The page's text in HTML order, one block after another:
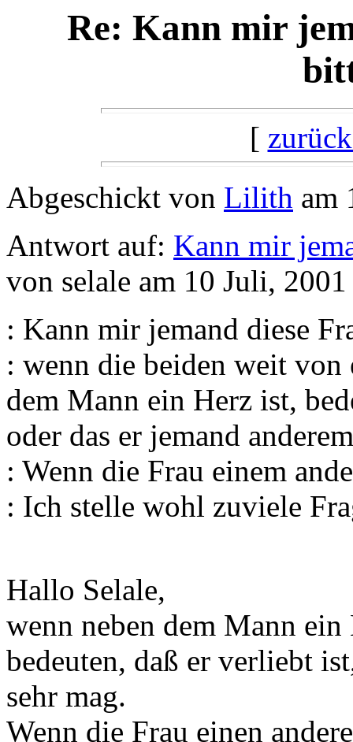
Re: Kann mir
[
Abgeschickt von Lilith am
Antwort auf: Kann mir
von selale am 10 Juli,
: Kann mir jemand diese
: wenn die beiden weit von
dem Mann ein Herz ist,
oder das er jemand
: Wenn die Frau einem
: Ich stelle wohl zuviele
Hallo Selale,
wenn neben dem Mann
bedeuten, daß er verliebt
sehr mag.
Wenn die Frau einen